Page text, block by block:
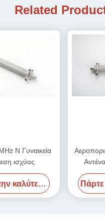
Related
N Γυναικεία
ισχύος
Πάρτε την καλύτερη τιμή